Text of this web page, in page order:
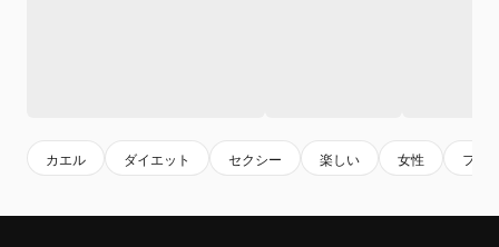
カエル ダイエット セクシー 楽しい 女性 ファ